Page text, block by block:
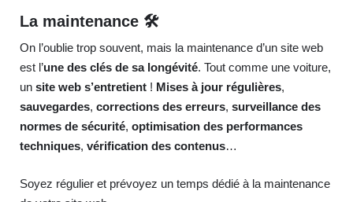
La maintenance 🛠️
On l’oublie trop souvent, mais la maintenance d’un site web
est l’une des clés de sa longévité. Tout comme une voiture,
un site web s’entretient ! Mises à jour régulières,
sauvegardes, corrections des erreurs, surveillance des
normes de sécurité, optimisation des performances
techniques, vérification des contenus…
Soyez régulier et prévoyez un temps dédié à la maintenance